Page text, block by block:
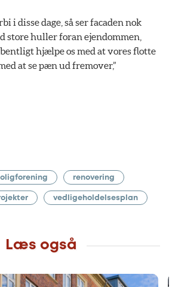
i disse dage, så ser facaden nok
store huller foran ejendommen,
hjælpe os med at vores flotte
at se pæn ud fremover,”
renovering
vedligeholdelsesplan
Læs også